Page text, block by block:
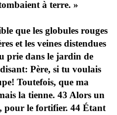
à terre. »
que les globules rouges
et les veines distendues
prie dans le jardin de
Père, si tu voulais
Toutefois, que ma
la tienne. 43 Alors un
pour le fortifier. 44 Étant